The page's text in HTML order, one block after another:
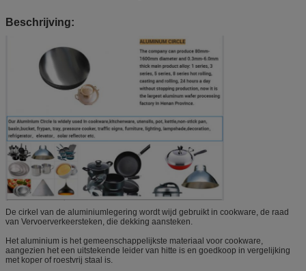
Beschrijving:
De cirkel van de aluminiumlegering wordt wijd gebruikt in cookware, de raad
van Vervoerverkeersteken, die dekking aansteken.
Het aluminium is het gemeenschappelijkste materiaal voor cookware,
aangezien het een uitstekende leider van hitte is en goedkoop in vergelijking
met koper of roestvrij staal is.